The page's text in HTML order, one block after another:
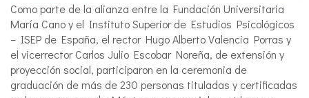
Como parte de la alianza entre la Fundación Universitaria
María Cano y el Instituto Superior de Estudios Psicológicos
– ISEP de España, el rector Hugo Alberto Valencia Porras y
el vicerrector Carlos Julio Escobar Noreña, de extensión y
proyección social, participaron en la ceremonia de
graduación de más de 230 personas tituladas y certificadas